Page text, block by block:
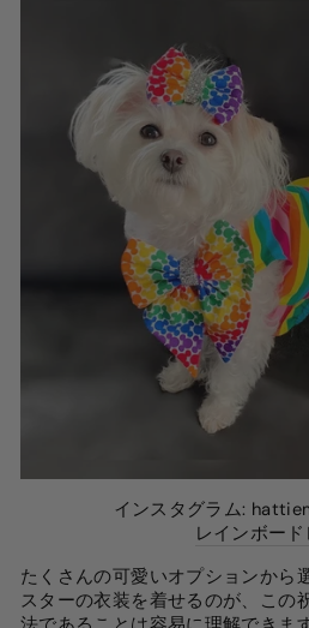
インスタグラム:
レインボード
たくさんの可愛いオプションから
スターの衣装を着せるのが、この